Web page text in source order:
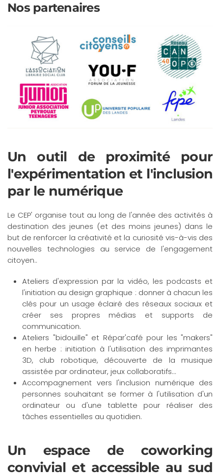
Nos partenaires
Un outil de proximité pour
l'expérimentation et l'inclusion
par le numérique
Le CEP' organise tout au long de l'année des activités à
destination des jeunes (et des moins jeunes) dans le
but de renforcer la créativité et la curiosité vis-à-vis des
nouvelles technologies au service de l'engagement
citoyen..
Ateliers d'expression par la vidéo, les podcasts et
l'initiation au design graphique : donner à chacun les
clés pour un usage éclairé des réseaux sociaux et
créer ses propres médias et supports de
communication.
Ateliers "bidouille" et Répar'café pour les "makers"
en herbe : initiation à l'utilisation des imprimantes
3D, club robotique, découverte de la musique
assistée par ordinateur, jeux collaboratifs...
Accompagnement vers l'inclusion numérique des
personnes souhaitant se former à l'utilisation d'un
ordinateur ou d'une tablette pour réaliser des
tâches essentielles au quotidien.
Un espace de coworking
convivial et accessible au sud